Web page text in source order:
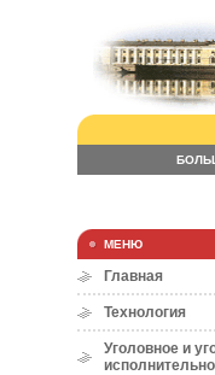
МЕНЮ
Главная
Технология
Уголовное и